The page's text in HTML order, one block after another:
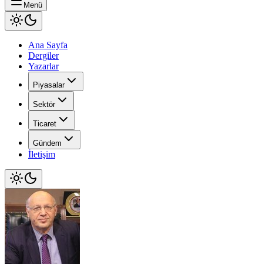
Menü
Ana Sayfa
Dergiler
Yazarlar
Piyasalar
Sektör
Ticaret
Gündem
İletişim